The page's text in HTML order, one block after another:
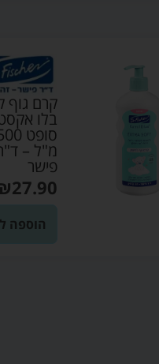
קרם גוף
בלו
סופט
מ"ל –
פישר
27.90
הוספה